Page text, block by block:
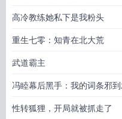
高冷教练她私下是我粉头
重生七零：知青在北大荒
武道霸主
冯睦幕后黑手：我的词条邪
性转狐狸，开局就被抓走了